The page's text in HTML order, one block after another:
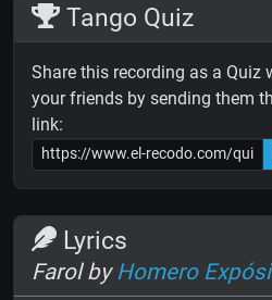
Tango Quiz
Share this recording as a Quiz
your friends by sending them
link:
Lyrics
Farol by Homero